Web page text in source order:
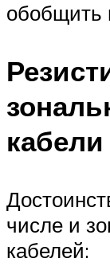
обобщить
кабели
числе и
кабелей: